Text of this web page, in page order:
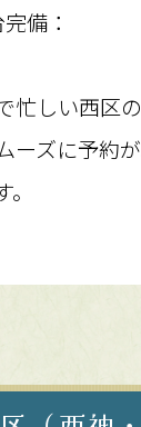
備：
忙しい西区
ーズに予約